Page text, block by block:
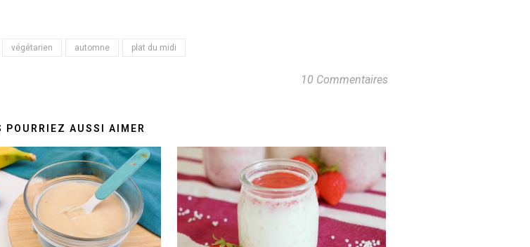
végétarien automne plat du midi
10 Commentaires
POURRIEZ AUSSI AIMER